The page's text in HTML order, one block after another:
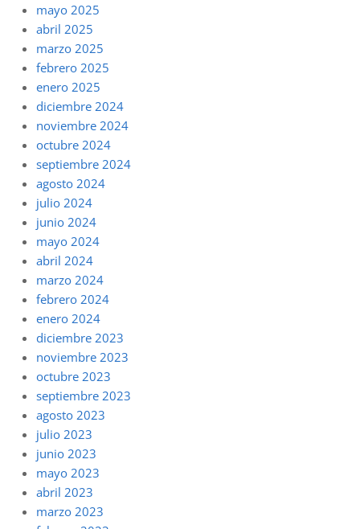
mayo 2025
abril 2025
marzo 2025
febrero 2025
enero 2025
diciembre 2024
noviembre 2024
octubre 2024
septiembre 2024
agosto 2024
julio 2024
junio 2024
mayo 2024
abril 2024
marzo 2024
febrero 2024
enero 2024
diciembre 2023
noviembre 2023
octubre 2023
septiembre 2023
agosto 2023
julio 2023
junio 2023
mayo 2023
abril 2023
marzo 2023